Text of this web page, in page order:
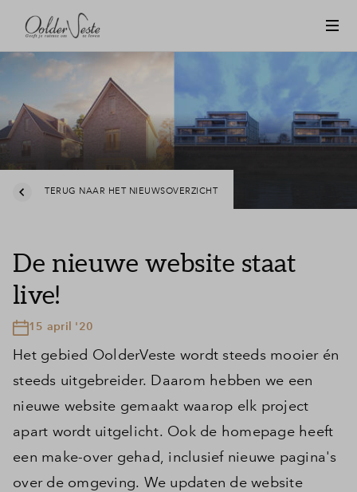
TERUG NAAR HET NIEUWSOVERZICHT
De nieuwe website staat
live!
15 april '20
Het gebied OolderVeste wordt steeds mooier én
steeds uitgebreider. Daarom hebben we een
nieuwe website gemaakt waarop elk project
apart wordt uitgelicht. Ook de homepage heeft
een make-over gehad, inclusief nieuwe pagina's
over de omgeving. We updaten de website